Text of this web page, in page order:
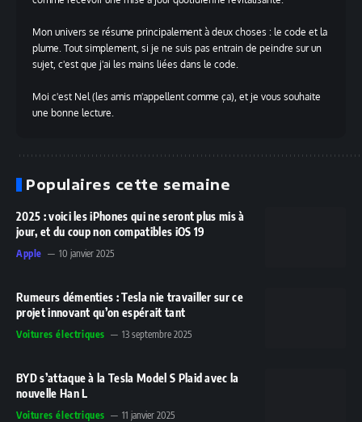
Mon univers se résume principalement à deux choses : le code et la
plume. Tout simplement, si je ne suis pas entrain de peindre sur un
sujet, c'est que j'ai les mains liées dans le code.
Moi c'est Nel (les amis m'appellent comme ça), et je vous souhaite
une bonne lecture.
Populaires cette semaine
2025 : voici les iPhones qui ne seront plus mis à
jour, et du coup non compatibles iOS 19
Apple 10 janvier 2025
Rumeurs démenties : Tesla nie travailler sur ce
projet innovant qu’on espérait tant
Voitures électriques 13 septembre 2025
BYD s’attaque à la Tesla Model S Plaid avec la
nouvelle Han L
Voitures électriques 11 janvier 2025